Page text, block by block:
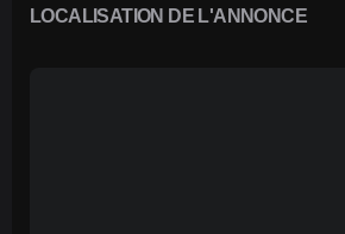
LOCALISATION DE L'ANNONCE